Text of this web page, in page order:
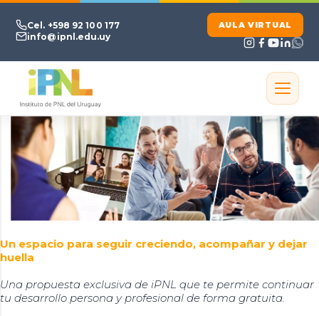
Cel. +598 92 100 177
info@ipnl.edu.uy
AULA VIRTUAL
Ir al contenido principal
Un espacio para seguir creciendo, acompañar y dejar
huella
Una propuesta exclusiva de iPNL que te permite continuar
tu desarrollo persona y profesional de forma gratuita.